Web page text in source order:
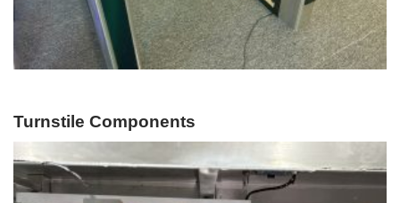
Turnstile Components